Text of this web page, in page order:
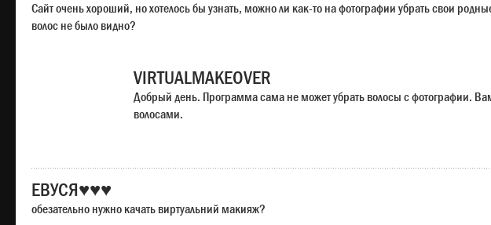
Сайт очень хороший, но хотелось бы узнать, можно ли как-то на фотографии убрать свои
волос не было видно?
VIRTUALMAKEOVER
Добрый день. Программа сама не может убрать волосы с фотографии.
волосами.
ЕВУСЯ♥♥♥
обезательно нужно качать виртуальний макияж?